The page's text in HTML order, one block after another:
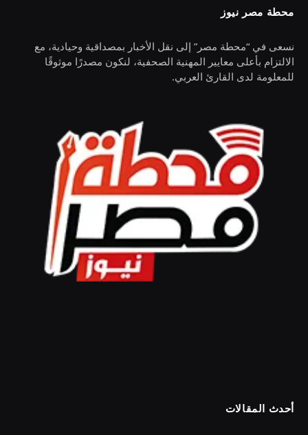
محطة مصر نيوز
نسعى في “محطة مصر” إلى نقل الأخبار بمصداقية وحيادية، مع
الالتزام بأعلى معايير المهنية الصحفية، لنكون مصدرًا موثوقًا
للمعلومة لدى القارئ العربي.
أحدث المقالات